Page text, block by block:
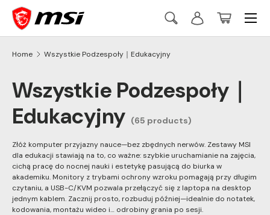
Skip to content
Szukaj
SearchLog inBasket
Menu
Home Wszystkie Podzespoły｜Edukacyjny
Wszystkie Podzespoły｜
Edukacyjny (65 products)
Złóż komputer przyjazny nauce—bez zbędnych nerwów. Zestawy MSI
dla edukacji stawiają na to, co ważne: szybkie uruchamianie na zajęcia,
cichą pracę do nocnej nauki i estetykę pasującą do biurka w
akademiku. Monitory z trybami ochrony wzroku pomagają przy długim
czytaniu, a USB-C/KVM pozwala przełączyć się z laptopa na desktop
jednym kablem. Zacznij prosto, rozbuduj później—idealnie do notatek,
kodowania, montażu wideo i… odrobiny grania po sesji.